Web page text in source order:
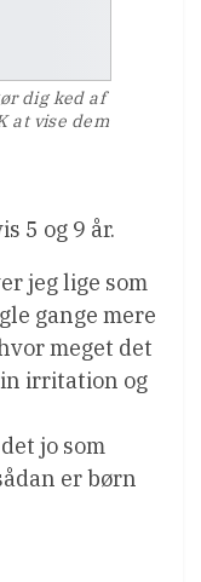
dig ked af
at vise dem
5 og 9 år.
jeg lige som
gange mere
meget det
irritation og
jo som
er børn